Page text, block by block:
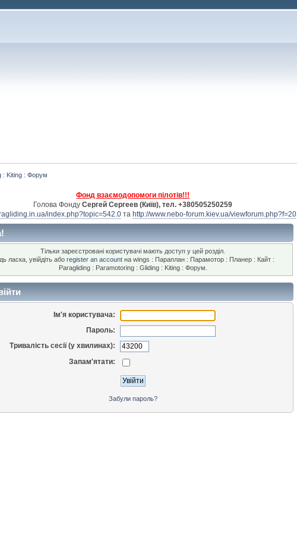
: Kiting : Форум
Фонд взаємодопомоги пілотів!!!
Голова ФондуСергей Сергеев (Київ), тел. +380505250259
index.php?topic=542.0та http://www.nebo-forum.kiev.ua/viewforum.php?f=20
Тільки зареєстровані користувачі мають доступ у цей розділ.
ласка, увійдіть або register an accountна wings : Параплан : Парамотор : Планер : Кайт :
Paragliding : Paramotoring : Gliding : Kiting : Форум.
Ім'я користувача:
Пароль:
Тривалість сесії (у хвилинах):
Запам'ятати:
Забули пароль?